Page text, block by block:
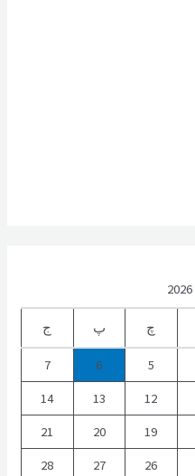
چ پ ج
5
6
7
12
13
14
19
20
21
26
27
28